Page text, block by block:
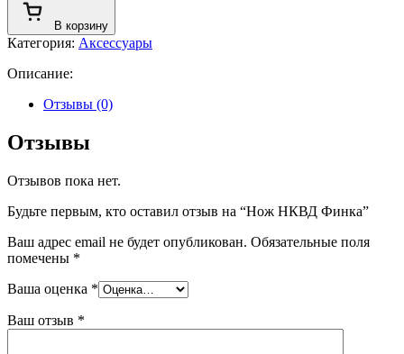
Нож
Финка
В корзину
Категория: Аксессуары
Описание:
Отзывы (0)
Отзывы
Отзывов пока нет.
Будьте первым, кто оставил отзыв на “Нож НКВД Финка”
Ваш адрес email не будет опубликован. Обязательные поля
помечены *
Ваша оценка *
Ваш отзыв *